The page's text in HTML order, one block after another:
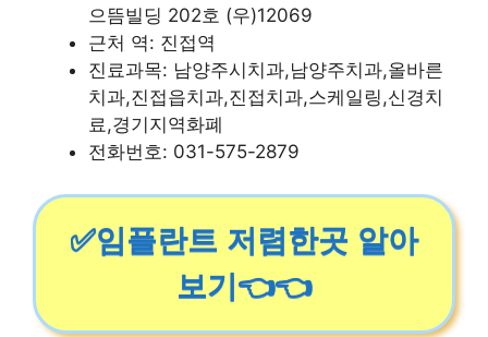
으뜸빌딩 202호 (우)12069
근처 역: 진접역
진료과목: 남양주시치과,남양주치과,올바른
치과,진접읍치과,진접치과,스케일링,신경치
료,경기지역화폐
전화번호: 031-575-2879
✅임플란트 저렴한곳 알아
보기👈👈